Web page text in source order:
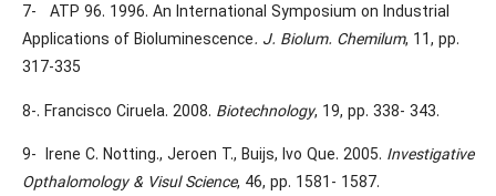
7- ATP 96. 1996. An International Symposium on Industrial
Applications of Bioluminescence. J. Biolum. Chemilum, 11, pp.
317-335
8-. Francisco Ciruela. 2008. Biotechnology, 19, pp. 338- 343.
9- Irene C. Notting., Jeroen T., Buijs, Ivo Que. 2005. Investigative
Opthalomology & Visul Science, 46, pp. 1581- 1587.